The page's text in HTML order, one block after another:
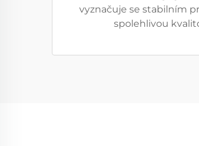
vyznačuje se stabilním
spolehlivou